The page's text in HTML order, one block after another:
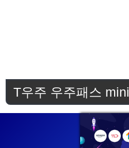
T우주 우주패스 mini